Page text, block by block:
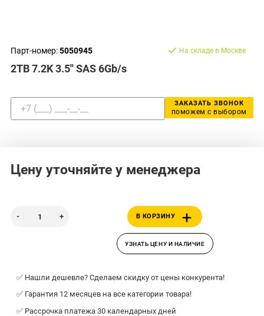
Парт-номер:5050945
2TB 7.2K 3.5'' SAS 6Gb/s
На складе в Москве
ЗАКАЗАТЬ ЗВОНОК
поможем с выбором
Цену уточняйте у менеджера
В КОРЗИНУ
УЗНАТЬ ЦЕНУ И НАЛИЧИЕ
✅ Нашли дешевле? Сделаем скидку от цены конкурента!
✅ Гарантия 12 месяцев на все категории товара!
✅ Рассрочка платежа 30 календарных дней